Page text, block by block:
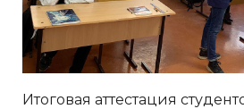
Итоговая аттестация